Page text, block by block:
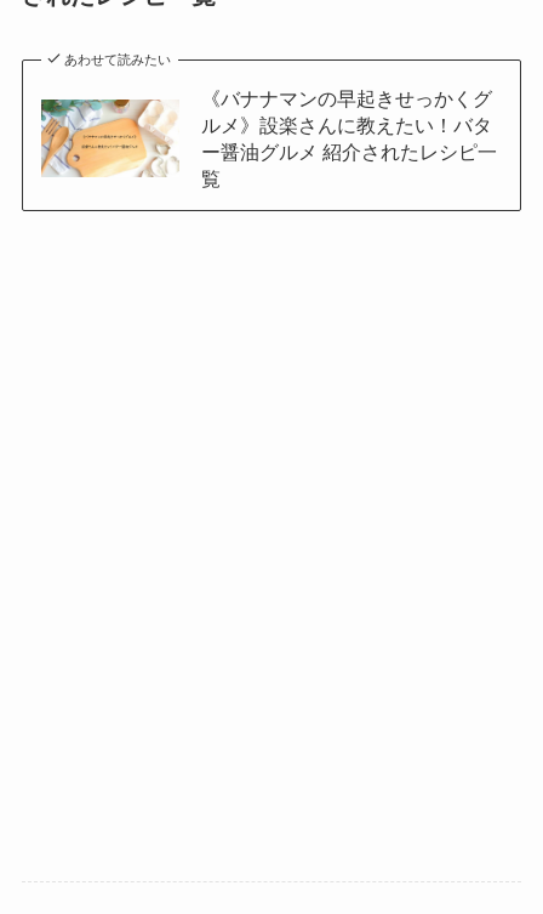
あわせて読みたい
《バナナマンの早起きせっかくグ
ルメ》設楽さんに教えたい！バタ
ー醤油グルメ 紹介されたレシピ一
覧